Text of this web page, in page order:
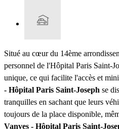
Situé au cœur du 14ème
personnel de l'Hôpital Paris Saint-
unique, ce qui facilite l'accès et
- Hôpital Paris Saint-Joseph se
tranquilles en sachant que leurs
toujours de la place disponible,
Vanves - Hôpital Paris Saint-